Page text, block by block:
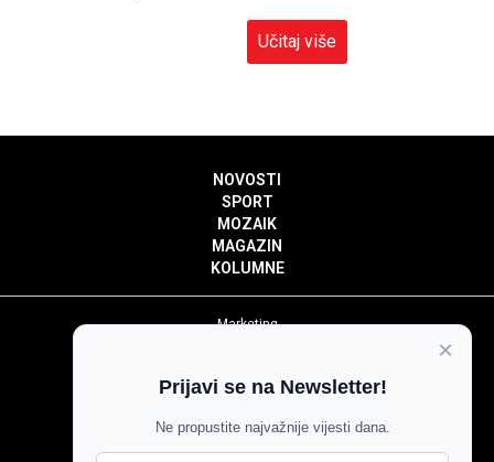
Učitaj više
NOVOSTI
SPORT
MOZAIK
MAGAZIN
KOLUMNE
Marketing
Impressum
Pravila komentiranja
Agroglas
×
Prijavi se na Newsletter!
Ne propustite najvažnije vijesti dana.